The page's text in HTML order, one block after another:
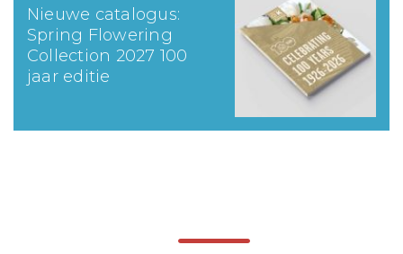
Nieuwe catalogus:
Spring Flowering
Collection 2027 100
jaar editie